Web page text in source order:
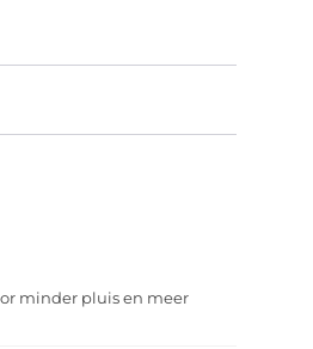
minder pluis en meer